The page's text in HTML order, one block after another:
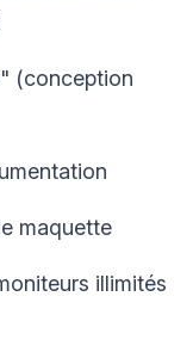
(conception
maquette
illimités